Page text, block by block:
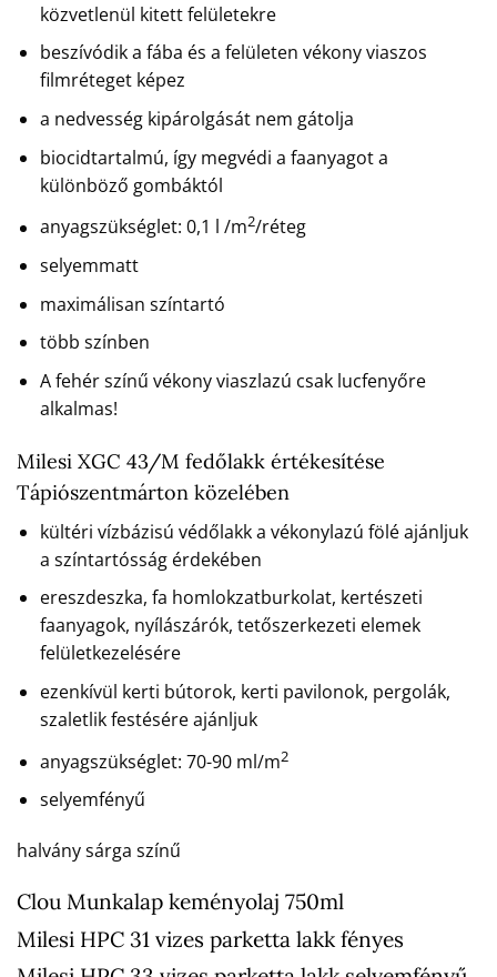
közvetlenül kitett felületekre
beszívódik a fába és a felületen vékony viaszos
filmréteget képez
a nedvesség kipárolgását nem gátolja
biocidtartalmú, így megvédi a faanyagot a
különböző gombáktól
anyagszükséglet: 0,1 l /m2/réteg
selyemmatt
maximálisan színtartó
több színben
A fehér színű vékony viaszlazú csak lucfenyőre
alkalmas!
Milesi XGC 43/M fedőlakk értékesítése
Tápiószentmárton közelében
kültéri vízbázisú védőlakk a vékonylazú fölé ajánljuk
a színtartósság érdekében
ereszdeszka, fa homlokzatburkolat, kertészeti
faanyagok, nyílászárók, tetőszerkezeti elemek
felületkezelésére
ezenkívül kerti bútorok, kerti pavilonok, pergolák,
szaletlik festésére ajánljuk
anyagszükséglet: 70-90 ml/m2
selyemfényű
halvány sárga színű
Clou Munkalap keményolaj 750ml
Milesi HPC 31 vizes parketta lakk fényes